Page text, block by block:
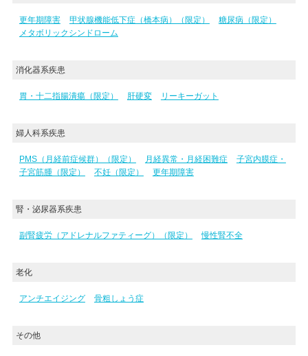
更年期障害 甲状腺機能低下症（橋本病）（限定）
糖尿病（限定）
メタボリックシンドローム
消化器系疾患
胃・十二指腸潰瘍（限定） 肝硬変 リーキーガット
婦人科系疾患
PMS（月経前症候群）（限定） 月経異常・月経困難症
子宮内膜症・
子宮筋腫（限定）
不妊（限定） 更年期障害
腎・泌尿器系疾患
副腎疲労（アドレナルファティーグ）（限定） 慢性腎不全
老化
アンチエイジング 骨粗しょう症
その他